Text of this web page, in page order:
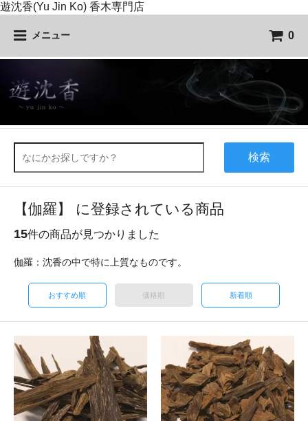
遊沈香(Yu Jin Ko) 香木専門店
メニュー 0
検索
【伽羅】 に登録されている商品
15件の商品が見つかりました
伽羅：沈香の中で特に上質なものです。
おすすめ順 価格順 新着順